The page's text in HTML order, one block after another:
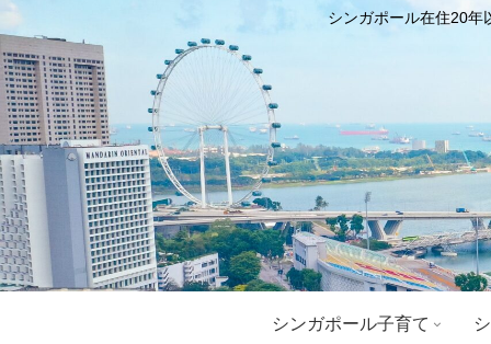
シンガポール在住20年
シンガポール子育て